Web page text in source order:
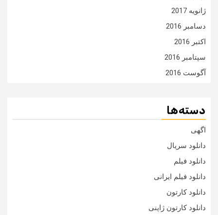
ژانویه 2017
دسامبر 2016
اکتبر 2016
سپتامبر 2016
آگوست 2016
دسته‌ها
اگهی
دانلود سریال
دانلود فیلم
دانلود فیلم ایرانی
دانلود کارتون
دانلود کارتون ژاپنی